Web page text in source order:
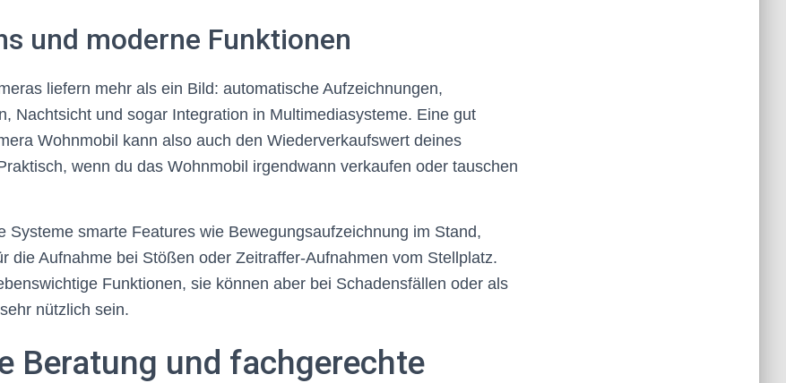
und moderne Funktionen
liefern mehr als ein Bild: automatische Aufzeichnungen,
Nachtsicht und sogar Integration in Multimediasysteme. Eine gut
Wohnmobil kann also auch den Wiederverkaufswert deines
wenn du das Wohnmobil irgendwann verkaufen oder tauschen
Systeme smarte Features wie Bewegungsaufzeichnung im Stand,
die Aufnahme bei Stößen oder Zeitraffer-Aufnahmen vom Stellplatz.
Funktionen, sie können aber bei Schadensfällen oder als
nützlich sein.
Beratung und fachgerechte